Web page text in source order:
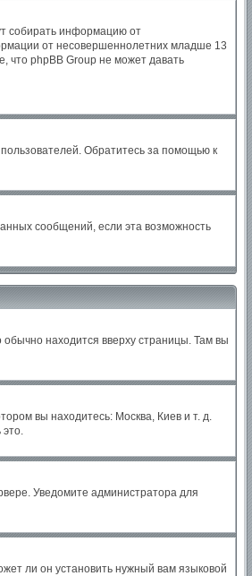
собирать информацию от
от несовершеннолетних младше 13
что phpBB Group не может давать
Обратитесь за помощью к
сообщений, если эта возможность
обычно находится вверху страницы. Там вы
вы находитесь: Москва, Киев и т. д.
это.
Уведомите администратора для
ли он установить нужный вам языковой